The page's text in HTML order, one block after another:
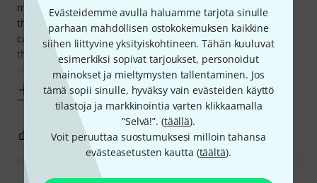
Evästeidemme avulla haluamme tarjota sinulle
parhaan mahdollisen ostokokemuksen kaikkine
siihen liittyvine yksityiskohtineen. Tähän kuuluvat
esimerkiksi sopivat tarjoukset, personoidut
mainokset ja mieltymysten tallentaminen. Jos
tämä sopii sinulle, hyväksy vain evästeiden käyttö
tilastoja ja markkinointia varten klikkaamalla
”Selvä!”. (täällä).
Voit peruuttaa suostumuksesi milloin tahansa
evästeasetusten kautta (täältä).
melody/sequence and you can tell the Microfreak to play
the high notes slowly or quickly. Or the low notes, and you
can control how fast or slow. There are more things here
that much bigger synths can't do so it really is a gem. The 4
orange knobs,
Näytä enemmän
0 RAPORTOI ONGELMASTA